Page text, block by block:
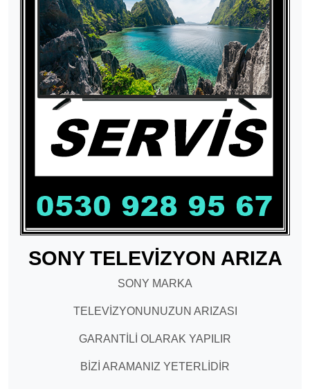
SONY TELEVİZYON ARIZA
SONY MARKA
TELEVİZYONUNUZUN ARIZASI
GARANTİLİ OLARAK YAPILIR
BİZİ ARAMANIZ YETERLİDİR